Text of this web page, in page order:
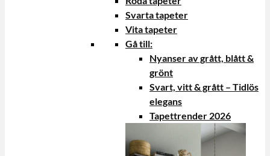
Svarta tapeter
Vita tapeter
Gå till:
Nyanser av grått, blått &
grönt
Svart, vitt & grått – Tidlös
elegans
Tapettrender 2026